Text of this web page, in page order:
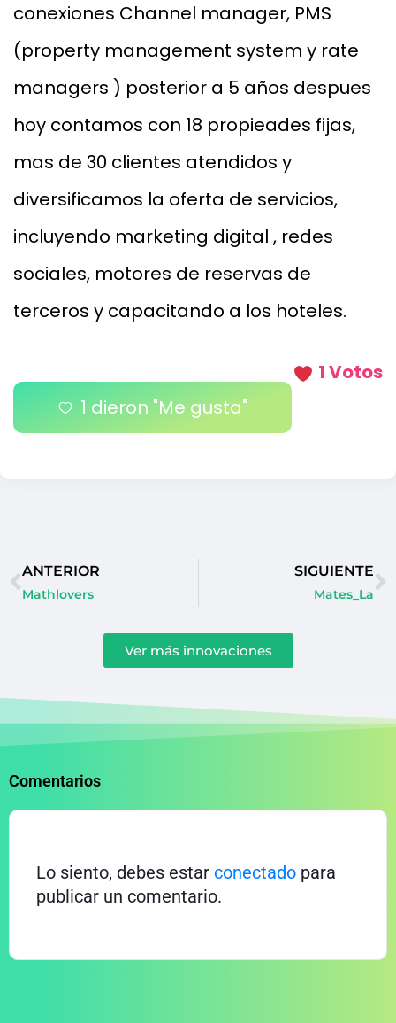
conexiones Channel manager, PMS
(property management system y rate
managers ) posterior a 5 años despues
hoy contamos con 18 propieades fijas,
mas de 30 clientes atendidos y
diversificamos la oferta de servicios,
incluyendo marketing digital , redes
sociales, motores de reservas de
terceros y capacitando a los hoteles.
1 Votos
1 dieron "Me gusta"
ANTERIOR
Mathlovers
SIGUIENTE
Mates_La
Ver más innovaciones
Comentarios
Lo siento, debes estar conectado para
publicar un comentario.